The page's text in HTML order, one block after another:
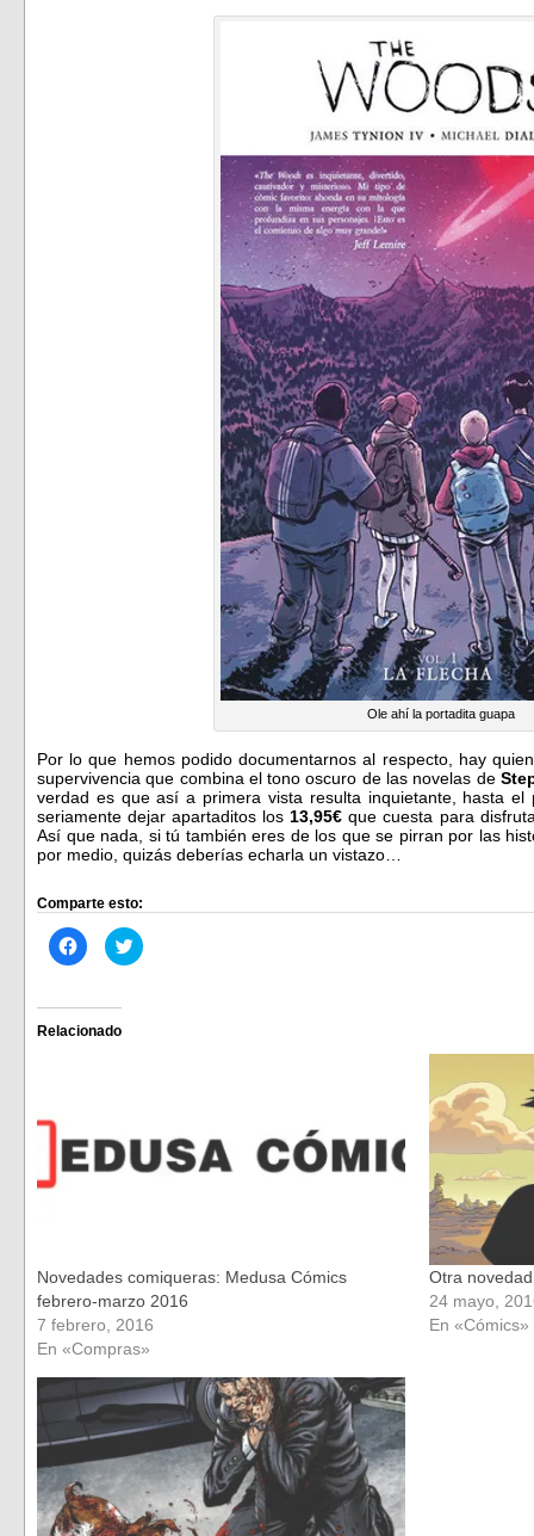
Ole ahí la portadita guapa
Por lo que hemos podido documentarnos al respecto, hay
supervivencia que combina el tono oscuro de las novelas de
verdad es que así a primera vista resulta inquietante, hasta
seriamente dejar apartaditos los 13,95€ que cuesta para
Así que nada, si tú también eres de los que se pirran por las
por medio, quizás deberías echarla un vistazo…
Comparte esto:
Haz
clic
Facebook
(Se
abre
Haz
clic
Relacionado
Novedades comiqueras: Medusa Cómics
febrero-marzo 2016
7 febrero, 2016
En «Compras»
Otra
24 mayo,
En «Cómics»